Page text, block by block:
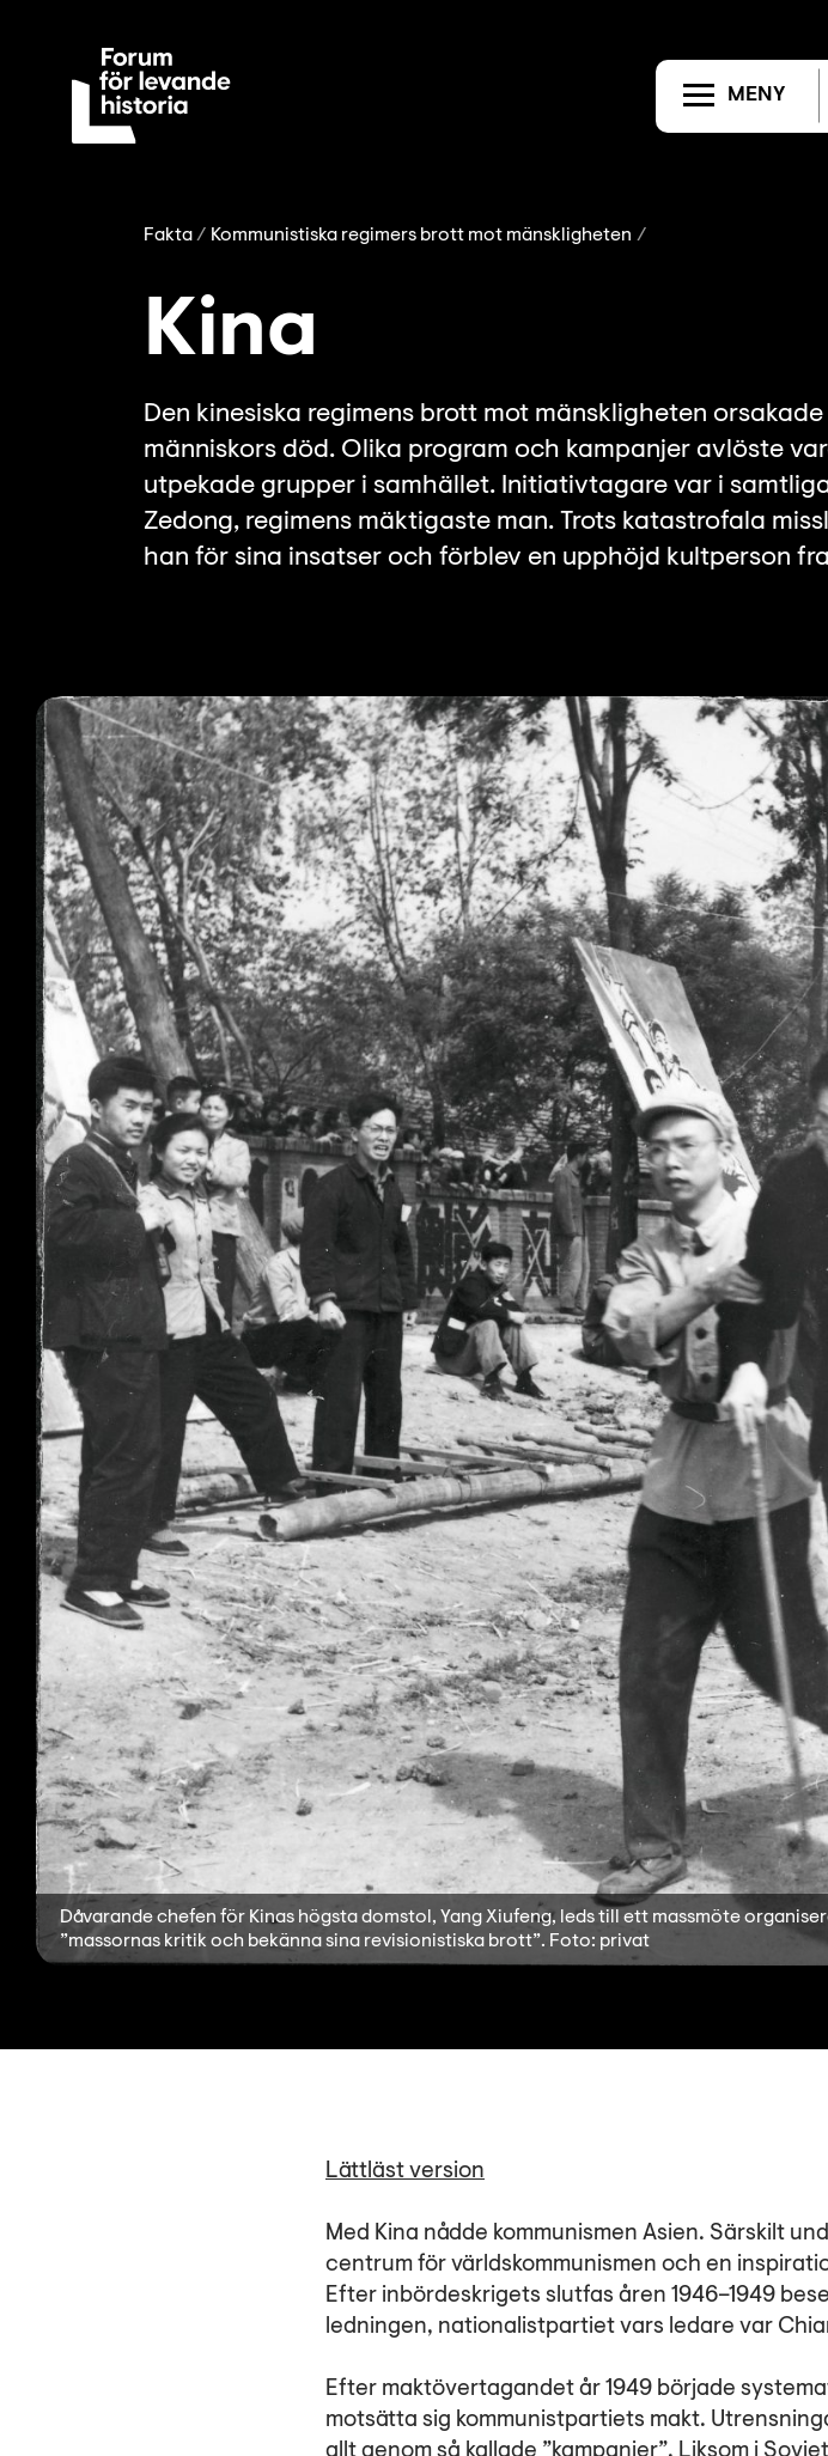
MENY
Fakta Kommunistiska regimers brott mot mänskligheten
Kina
Den kinesiska regimens brott mot mänskligheten
människors död. Olika program och kampanjer avlöste
utpekade grupper i samhället. Initiativtagare var i
Zedong, regimens mäktigaste man. Trots katastrofala
han för sina insatser och förblev en upphöjd kultperson
Dåvarande chefen för Kinas högsta domstol, Yang Xiufeng, leds till ett massmöte
”massornas kritik och bekänna sina revisionistiska brott”. Foto: privat
Lättläst version
Med Kina nådde kommunismen Asien. Särskilt
centrum för världskommunismen och en
Efter inbördeskrigets slutfas åren 1946–1949
ledningen, nationalistpartiet vars ledare var
Efter maktövertagandet år 1949 började
motsätta sig kommunistpartiets makt.
allt genom så kallade ”kampanjer”. Liksom i